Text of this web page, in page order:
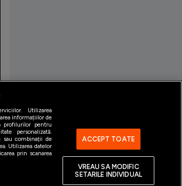
Utilizarea
informațiilor de
profilurilor pentru
personalizată.
sau combinații de
Utilizarea datelor
prin scanarea
ACCEPT TOATE
VREAU SA MODIFIC
SETARILE INDIVIDUAL